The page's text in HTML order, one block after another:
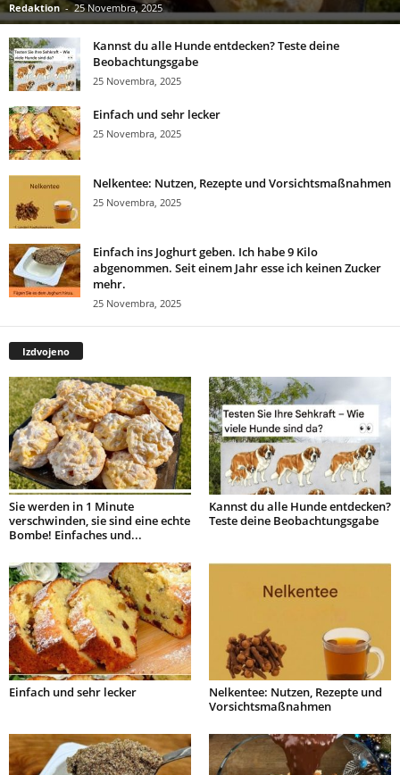
Redaktion - 25 Novembra, 2025
Kannst du alle Hunde entdecken? Teste deine
Beobachtungsgabe
25 Novembra, 2025
Einfach und sehr lecker
25 Novembra, 2025
Nelkentee: Nutzen, Rezepte und Vorsichtsmaßnahmen
25 Novembra, 2025
Einfach ins Joghurt geben. Ich habe 9 Kilo
abgenommen. Seit einem Jahr esse ich keinen Zucker
mehr.
25 Novembra, 2025
Izdvojeno
Sie werden in 1 Minute
verschwinden, sie sind eine echte
Bombe! Einfaches und...
Kannst du alle Hunde entdecken?
Teste deine Beobachtungsgabe
Einfach und sehr lecker
Nelkentee: Nutzen, Rezepte und
Vorsichtsmaßnahmen